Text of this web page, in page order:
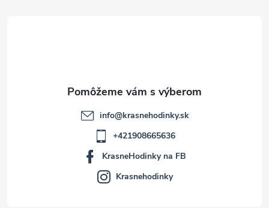
info@krasnehodinky.sk
+421908665636
KrasneHodinky na FB
Krasnehodinky